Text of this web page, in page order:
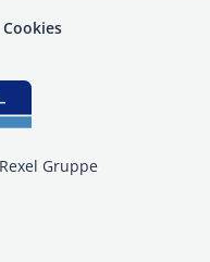
Cookies
Gruppe